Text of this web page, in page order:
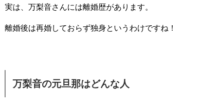
実は、万梨音さんには離婚歴があります。
離婚後は再婚しておらず独身というわけですね！
万梨音の元旦那はどんな人